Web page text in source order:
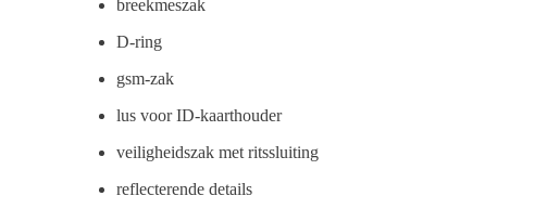
breekmeszak
D-ring
gsm-zak
lus voor ID-kaarthouder
veiligheidszak met ritssluiting
reflecterende details